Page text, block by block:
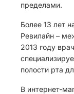
пределами.
Более 13 лет
Ревилайн –
2013 году
полости рта
В интернет-